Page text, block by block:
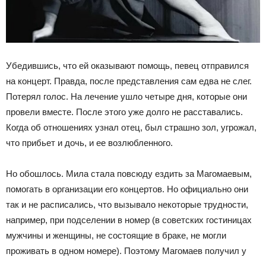
Убедившись, что ей оказывают помощь, певец отправился
на концерт. Правда, после представления сам едва не слег.
Потерял голос. На лечение ушло четыре дня, которые они
провели вместе. После этого уже долго не расставались.
Когда об отношениях узнал отец, был страшно зол, угрожал,
что прибьет и дочь, и ее возлюбленного.
Но обошлось. Мила стала повсюду ездить за Магомаевым,
помогать в организации его концертов. Но официально они
так и не расписались, что вызывало некоторые трудности,
например, при подселении в номер (в советских гостиницах
мужчины и женщины, не состоящие в браке, не могли
проживать в одном номере). Поэтому Магомаев получил у